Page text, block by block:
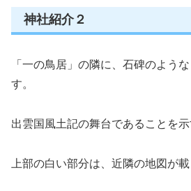
神社紹介２
「一の鳥居」の隣に、石碑のよう
す。
出雲国風土記の舞台であることを示
上部の白い部分は、近隣の地図が載